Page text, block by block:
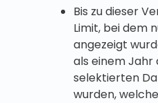
Bis zu dieser
Limit, bei dem
angezeigt
als einem Jahr
selektierten
wurden,